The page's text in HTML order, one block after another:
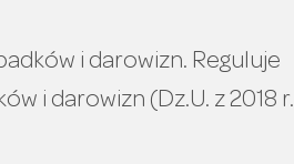
i darowizn. Reguluje
i darowizn (Dz.U. z 2018 r.